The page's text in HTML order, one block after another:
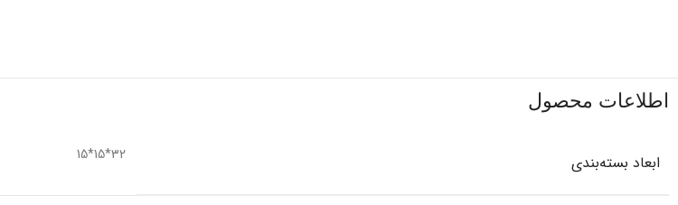
اطلاعات محصول
ابعاد بسته‌بندی 32*15*15